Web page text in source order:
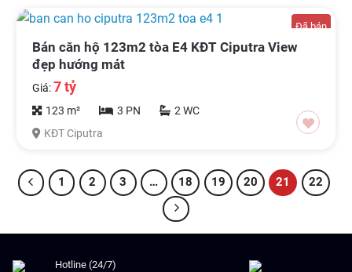
Đã bán
Bán căn hộ 123m2 tòa E4 KĐT Ciputra View
đẹp hướng mát
Giá:7 tỷ
123 m² 3 PN
2 WC
KĐT Ciputra
1 2 3 … 18 19 20 21 22
Hotline (24/7)